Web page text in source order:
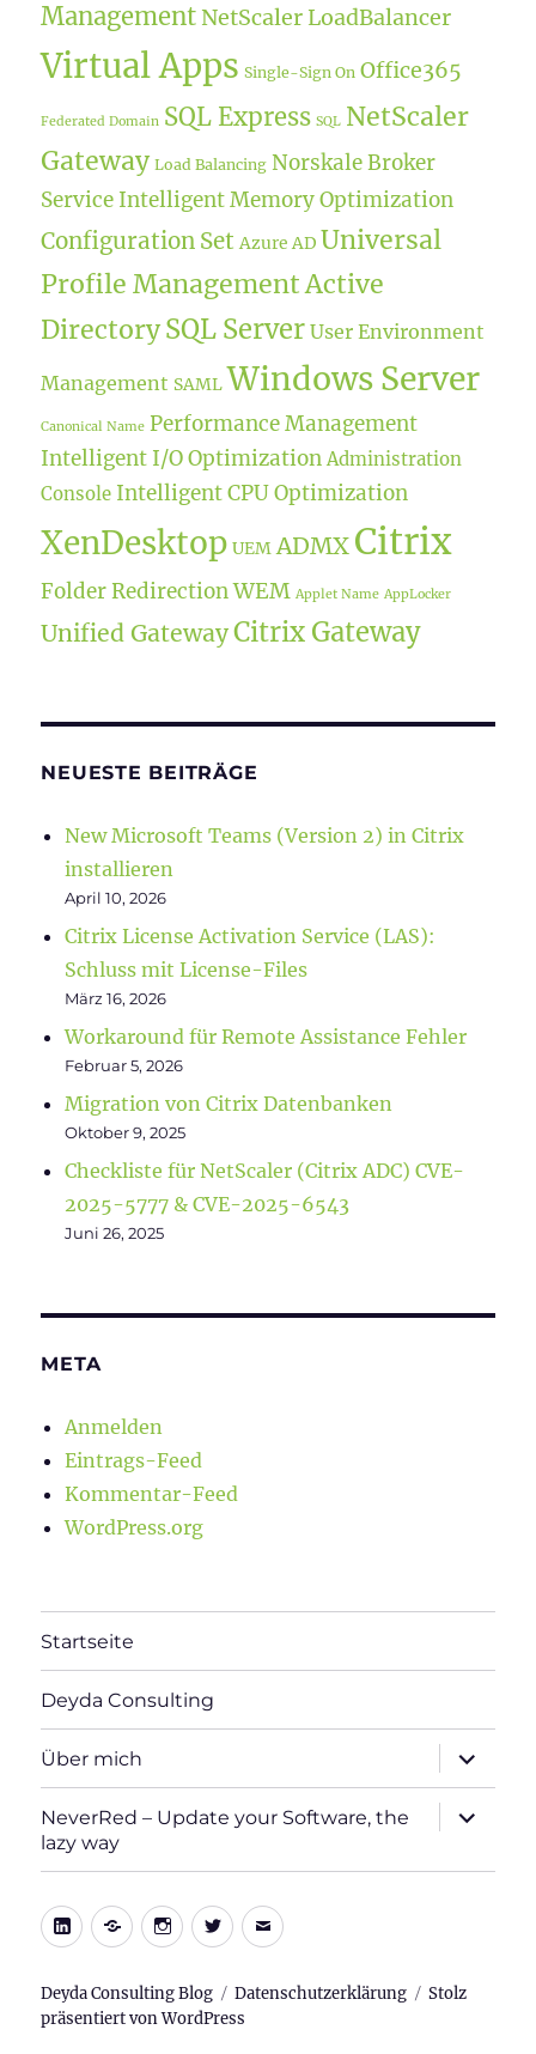
Management NetScaler LoadBalancer
Virtual Apps Single-Sign On Office365
Federated Domain SQL Express SQL NetScaler
Gateway Load Balancing Norskale Broker
Service Intelligent Memory Optimization
Configuration Set Azure AD Universal
Profile Management Active
DirectorySQL Server User Environment
Management SAML Windows Server
Canonical Name Performance Management
Intelligent I/O Optimization Administration
Console Intelligent CPU Optimization
XenDesktop UEM ADMX Citrix
Folder Redirection WEM Applet Name AppLocker
Unified GatewayCitrix Gateway
NEUESTE BEITRÄGE
New Microsoft Teams (Version 2) in Citrix
installieren
April 10, 2026
Citrix License Activation Service (LAS):
Schluss mit License-Files
März 16, 2026
Workaround für Remote Assistance Fehler
Februar 5, 2026
Migration von Citrix Datenbanken
Oktober 9, 2025
Checkliste für NetScaler (Citrix ADC) CVE-
2025-5777 & CVE-2025-6543
Juni 26, 2025
META
Anmelden
Eintrags-Feed
Kommentar-Feed
WordPress.org
Startseite
Deyda Consulting
Über mich
öffnen
NeverRed – Update your Software, the
lazy way
öffnen
LinkedIn
Xing Instagram
TwitterE-
Deyda Consulting Blog Datenschutzerklärung
Stolz
präsentiert von WordPress